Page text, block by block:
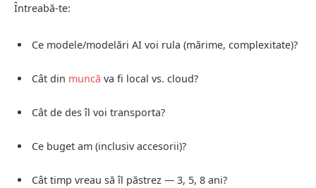
Întreabă-te:
Ce modele/modelări AI voi rula (mărime, complexitate)?
Cât din muncă va fi local vs. cloud?
Cât de des îl voi transporta?
Ce buget am (inclusiv accesorii)?
Cât timp vreau să îl păstrez — 3, 5, 8 ani?